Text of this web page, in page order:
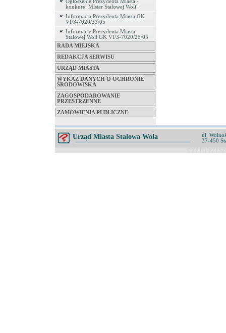
Ogłoszenie Prezydenta Miasta -
konkurs "Mister Stalowej Woli"
Informacja Prezydenta Miasta GK
VI/3-7020/33/05
Informacje Prezydenta Miasta
Stalowej Woli GK VI/3-7020/25/05
RADA MIEJSKA
REDAKCJA SERWISU
URZĄD MIASTA
WYKAZ DANYCH O OCHRONIE
ŚRODOWISKA
ZAGOSPODAROWANIE
PRZESTRZENNE
ZAMÓWIENIA PUBLICZNE
Urząd Miasta Stalowa Wola
ul.
37-450